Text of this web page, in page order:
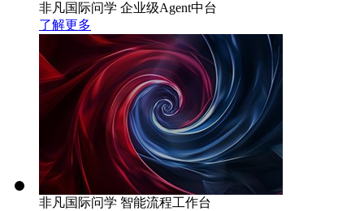
非凡国际问学 企业级Agent中台
了解更多
非凡国际问学 智能流程工作台